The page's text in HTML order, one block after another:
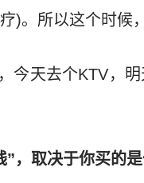
)。所以这个时候
今天去个KTV，
，取决于你买的是